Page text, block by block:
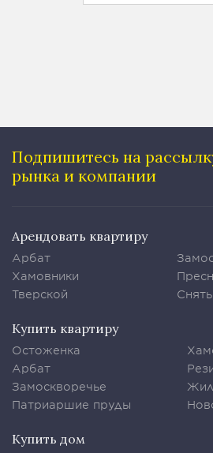
Подпишитесь на
рынка и компании
Арендовать квартиру
Арбат
Хамовники
Тверской
Купить квартиру
Остоженка
Арбат
Замоскворечье
Патриаршие пруды
Купить дом